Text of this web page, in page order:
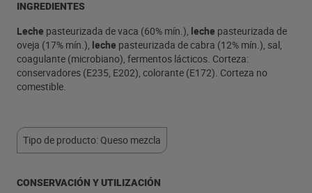
INGREDIENTES
Leche pasteurizada de vaca (60% mín.), leche pasteurizada de
oveja (17% mín.), leche pasteurizada de cabra (12% mín.), sal,
coagulante (microbiano), fermentos lácticos. Corteza:
conservadores (E235, E202), colorante (E172). Corteza no
comestible.
Tipo de producto: Queso mezcla
CONSERVACIÓN Y UTILIZACIÓN